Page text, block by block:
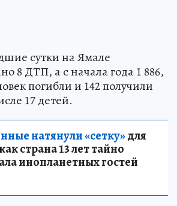
сутки на Ямале
8 ДТП, а с начала года 1 886,
погибли и 142 получили
17 детей.
натянули «сетку»для
страна 13 лет тайно
инопланетных гостей